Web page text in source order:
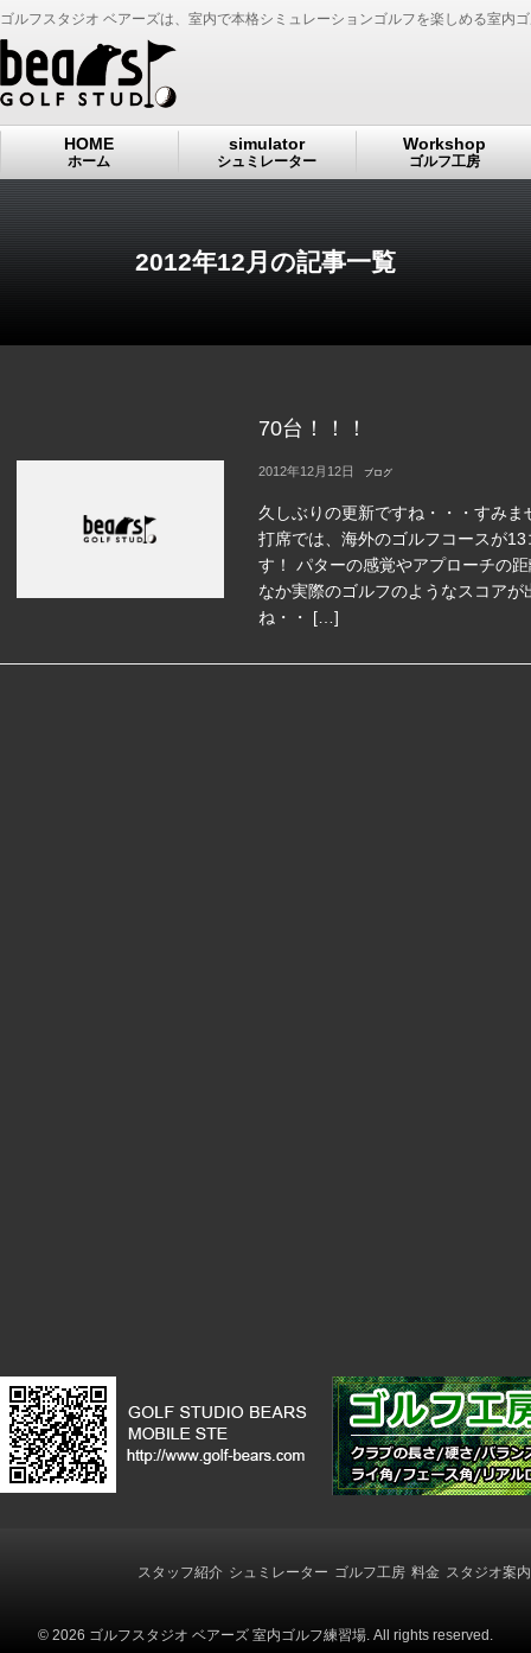
ゴルフスタジオ ベアーズは、室内で本格シミュレーションゴルフを楽しめる室内
HOME
ホーム
simulator
シュミレーター
Workshop
ゴルフ工房
2012年12月の記事一覧
70台！！！
2012年12月12日 ブログ
久しぶりの更新ですね・・・すみ
打席では、海外のゴルフコースが
す！ パターの感覚やアプローチの
なか実際のゴルフのようなスコアが
ね・・ […]
スタッフ紹介 シュミレーター ゴルフ工房 料金 スタジオ案内
© 2026 ゴルフスタジオ ベアーズ 室内ゴルフ練習場. All rights reserved.